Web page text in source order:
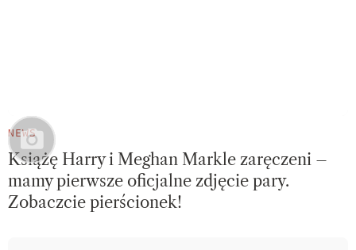
NEWS
Książę Harry i Meghan Markle zaręczeni –
mamy pierwsze oficjalne zdjęcie pary.
Zobaczcie pierścionek!